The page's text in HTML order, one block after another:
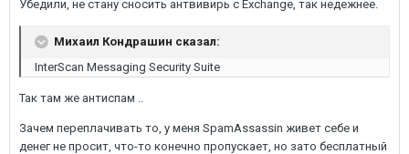
Убедили, не стану сносить антвивирь с Exchange, так недежнее.
Михаил Кондрашин сказал:
InterScan Messaging Security Suite
Так там же антиспам ..
Зачем переплачивать то, у меня SpamAssassin живет себе и
денег не просит, что-то конечно пропускает, но зато бесплатный